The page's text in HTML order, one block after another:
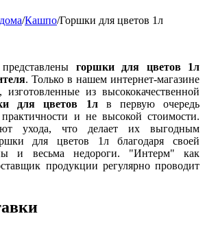
/Кашпо/Горшки для цветов 1л
горшки для цветов 1л
. Только в нашем интернет-магазине
из высококачественной
для цветов 1л
в первую очередь
и не высокой стоимости.
ухода, что делает их выгодным
для цветов 1л благодаря своей
и весьма недороги. "Интерм" как
продукции регулярно проводит